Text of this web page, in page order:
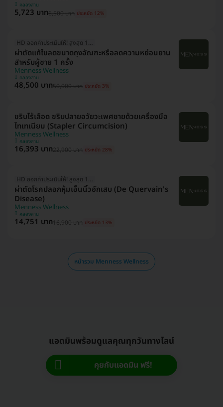
คลองสาน
5,723 บาท6,500 บาท ประหยัด 12%
HD ออกค่าประเมินให้! สูงสุด 1500 บ.
ผ่าตัดแก้ไขลดขนาดถุงอัณฑะหรือลดความหย่อนยาน
สำหรับผู้ชาย 1 ครั้ง
Menness Wellness
คลองสาน
48,500 บาท50,000 บาท ประหยัด 3%
ขริบไร้เลือด ขริบปลายอวัยวะเพศชายด้วยเครื่องมือ
ไทเทเนียม (Stapler Circumcision)
Menness Wellness
คลองสาน
16,393 บาท22,900 บาท ประหยัด 28%
HD ออกค่าประเมินให้! สูงสุด 1500 บ.
ผ่าตัดโรคปลอกหุ้มเอ็นนิ้วอักเสบ (De Quervain's
Disease)
Menness Wellness
คลองสาน
14,751 บาท16,900 บาท ประหยัด 13%
หน้ารวม Menness Wellness
แอดมินพร้อมดูแลคุณทุกวันทางไลน์
คุยกับแอดมิน ฟรี!